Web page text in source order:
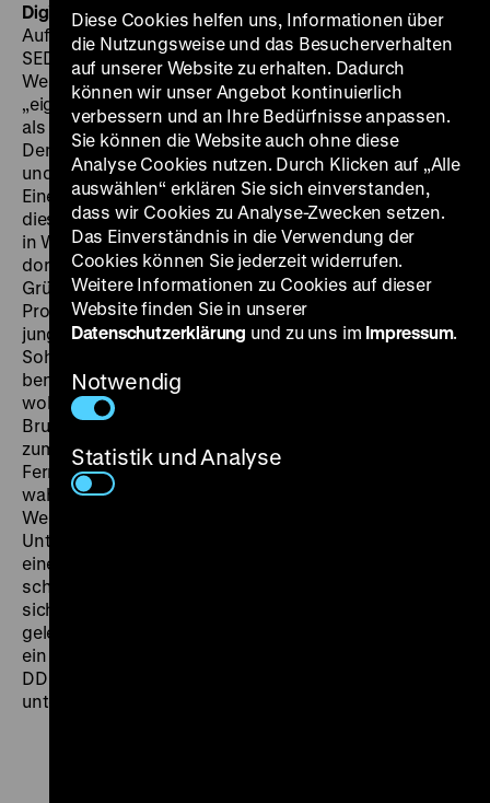
Digital SD SA 15.06. um 21 Uhr·Einführung: Jan Gympel
Auf die westliche Entspannungspolitik reagierte die
SED mit verstärkter Abgrenzung gegenüber dem
Westen: Statt der Wiedervereinigung wurde nun die
„eigenständige Nation DDR“ propagiert und so getan,
als wäre die BRD beliebiges Ausland.
Dementsprechend tauchte sie in der fiktionalen Film-
und Fernsehproduktion der DDR nur noch selten auf.
Eine völlig in Vergessenheit geratene Ausnahme ist
dieser Teil der TV-ReiheKriminalfälle ohne Beispiel, der
in West-Berlins nördlicher Trabantenstadt spielt: Als
dort das einzige Jugendzentrum aus kommerziellen
Gründen geschlossen werden soll, kommt es zu
Protesten. In einer Kurzschlusshandlung erschießt ein
junger Spitzel des Verfassungsschutzes, zugleich
Sohn eines Stadtrats, einen Jugendlichen aus einer
benachbarten Obdachlosensiedlung. Polizei und Justiz
wollen den Fall lautlos erledigen und machen den
Bruder des Getöteten, der Aufklärung verlangt, selbst
zum Täter, wozu ein Sozialarbeiter und ein
Fernsehjournalist beitragen. Vorgeblich orientiert an
wahren Begebenheiten, zeigt der Schwarzweißfilm
West-Berlin als Ort des Elends und krasser sozialer
Unterschiede, in dem die herrschenden Kreise unter
einer Decke stecken und man angesichts
schießfreudiger Ordnungshüter seines Lebens nicht
sicher ist. Was das Treiben von Spitzeln und einer
gelenkten Justiz angeht, vertrauten die Filmemacher
ein weiteres Mal darauf, dass die Zuschauer in der
DDR keine Parallelen zu den Verhältnissen zogen,
unter denen sie lebten. (gym)
Diese Cookies helfen uns, Informationen über
die Nutzungsweise und das Besucherverhalten
auf unserer Website zu erhalten. Dadurch
können wir unser Angebot kontinuierlich
verbessern und an Ihre Bedürfnisse anpassen.
Sie können die Website auch ohne diese
Analyse Cookies nutzen. Durch Klicken auf „Alle
auswählen“ erklären Sie sich einverstanden,
dass wir Cookies zu Analyse-Zwecken setzen.
Das Einverständnis in die Verwendung der
Cookies können Sie jederzeit widerrufen.
Weitere Informationen zu Cookies auf dieser
Website finden Sie in unserer
Datenschutzerklärung und zu uns im Impressum.
Notwendig
Statistik und Analyse